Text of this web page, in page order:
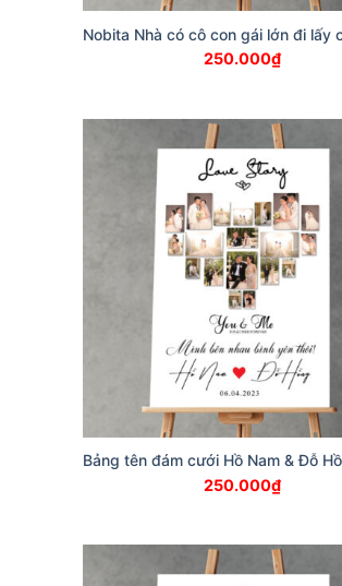
Nobita Nhà có cô con gái lớn đi lấy
250.000₫
Bảng tên đám cưới Hồ Nam & Đỗ
250.000₫